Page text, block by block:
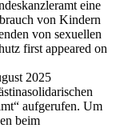
eine
von Kindern
von sexuellen
first appeared on
2025
aufgerufen. Um
beim